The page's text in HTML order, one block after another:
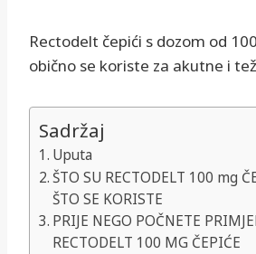
Rectodelt čepići s dozom od
obično se koriste za akutne i
Sadržaj
Uputa
ŠTO SU RECTODELT 100 mg
ŠTO SE KORISTE
PRIJE NEGO POČNETE
RECTODELT 100 MG ČEPIĆE